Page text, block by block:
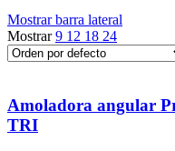
Mostrar barra lateral
Mostrar9 12 18 24
Amoladora angular
TRI